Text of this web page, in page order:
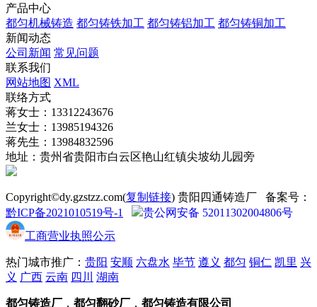
产品中心
都匀机械铸造 都匀铸铁加工 都匀铸铝加工 都匀铸铜加工
新闻动态
公司新闻 常见问题
联系我们
网站地图 XML
联络方式
蒋女士：13312243676
兰女士：13985194326
蒋先生：13984832596
地址：贵州省贵阳市白云区艳山红镇尖坡幼儿园旁
Copyright©dy.gzstzz.com(复制链接) 贵阳四通铸造厂 备案号：
黔ICP备2021010519号-1
贵公网安备 52011302004806号
工商营业执照公示
热门城市推广： 贵阳 安顺 六盘水 毕节 遵义 都匀 铜仁 凯里 兴
义 广西 云南 四川 湖南
都匀铸造厂 ， 都匀翻砂厂 ， 都匀铸造有限公司